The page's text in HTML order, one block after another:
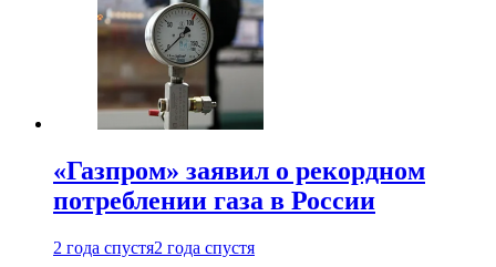
«Газпром» заявил о рекордном
потреблении газа в России
2 года спустя2 года спустя